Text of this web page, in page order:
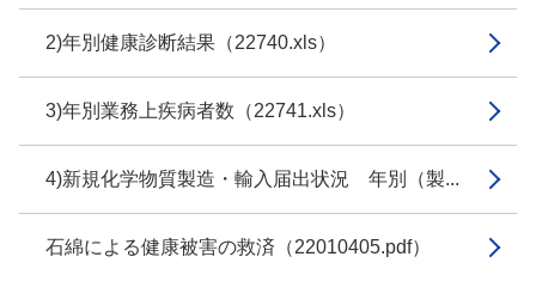
2)年別健康診断結果（22740.xls）
3)年別業務上疾病者数（22741.xls）
4)新規化学物質製造・輸入届出状況 年別（製...
石綿による健康被害の救済（22010405.pdf）